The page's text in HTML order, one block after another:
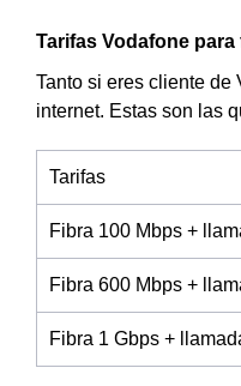
Tarifas Vodafone
Tanto si eres cliente de
internet. Estas son las
Tarifas
Fibra 100 Mbps +
Fibra 600 Mbps +
Fibra 1 Gbps +